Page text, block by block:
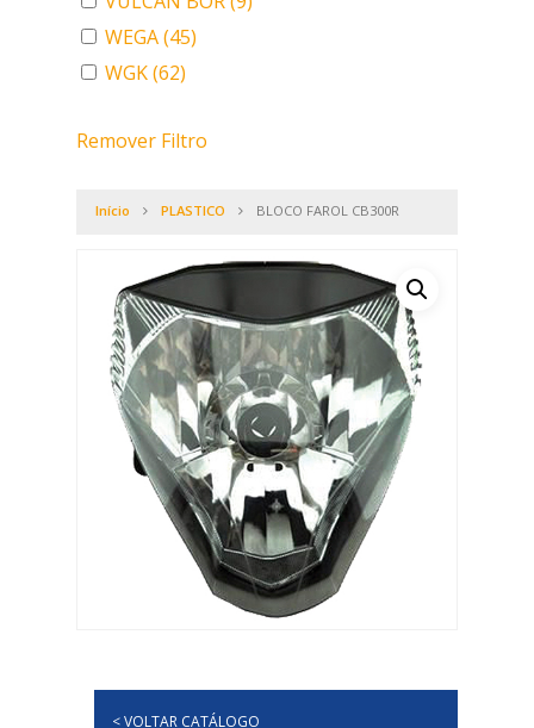
WEGA(45)
WGK(62)
Remover Filtro
Início PLASTICO BLOCO FAROL CB300R
< VOLTAR CATÁLOGO